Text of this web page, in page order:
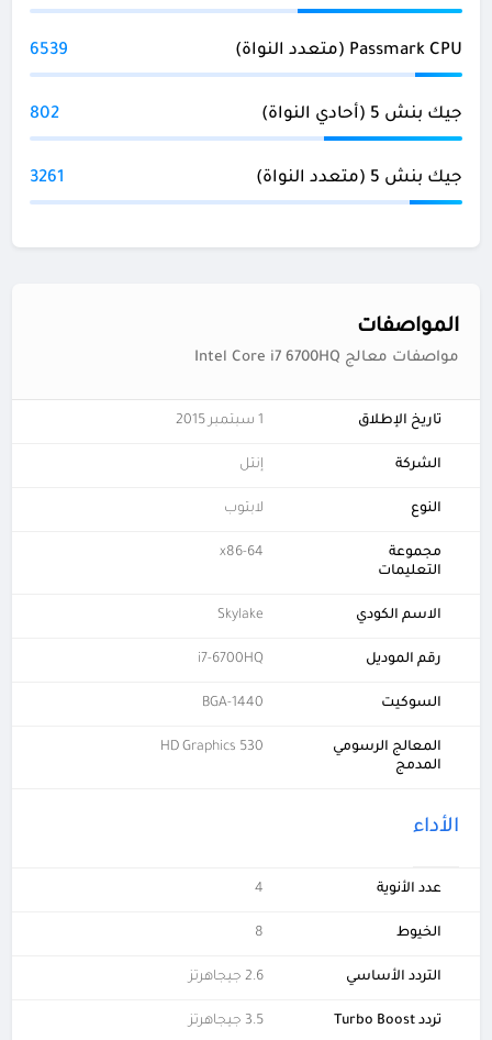
Passmark CPU (متعدد النواة) 6539
جيك بنش 5 (أحادي النواة) 802
جيك بنش 5 (متعدد النواة) 3261
المواصفات
مواصفات معالج Intel Core i7 6700HQ
تاريخ الإطلاق 1 سبتمبر 2015
الشركة إنتل
النوع لابتوب
مجموعة
التعليمات
x86-64
الاسم الكودي Skylake
رقم الموديل i7-6700HQ
السوكيت BGA-1440
المعالج الرسومي
المدمج
HD Graphics 530
الأداء
عدد الأنوية 4
الخيوط 8
التردد الأساسي 2.6 جيجاهرتز
تردد Turbo Boost 3.5 جيجاهرتز